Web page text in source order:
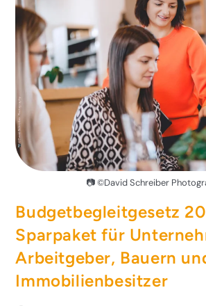
📷 ©David Schreiber
Budgetbegleitgesetz
Sparpaket für
Arbeitgeber, Bauern
Immobilienbesitzer